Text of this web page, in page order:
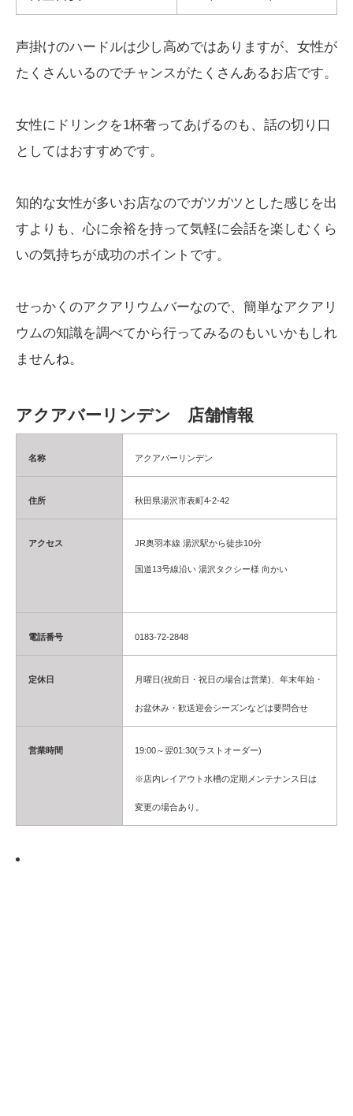
声掛けのハードルは少し高めではありますが、女性が
たくさんいるのでチャンスがたくさんあるお店です。
女性にドリンクを1杯奢ってあげるのも、話の切り口
としてはおすすめです。
知的な女性が多いお店なのでガツガツとした感じを出
すよりも、心に余裕を持って気軽に会話を楽しむくら
いの気持ちが成功のポイントです。
せっかくのアクアリウムバーなので、簡単なアクアリ
ウムの知識を調べてから行ってみるのもいいかもしれ
ませんね。
アクアバーリンデン 店舗情報
名称 アクアバーリンデン
住所 秋田県湯沢市表町4-2-42
アクセス JR奥羽本線 湯沢駅から徒歩10分
国道13号線沿い 湯沢タクシー様 向かい
電話番号 0183-72-2848
定休日 月曜日(祝前日・祝日の場合は営業)、年末年始・
お盆休み・歓送迎会シーズンなどは要問合せ
営業時間 19:00～翌01:30(ラストオーダー)
※店内レイアウト水槽の定期メンテナンス日は
変更の場合あり。